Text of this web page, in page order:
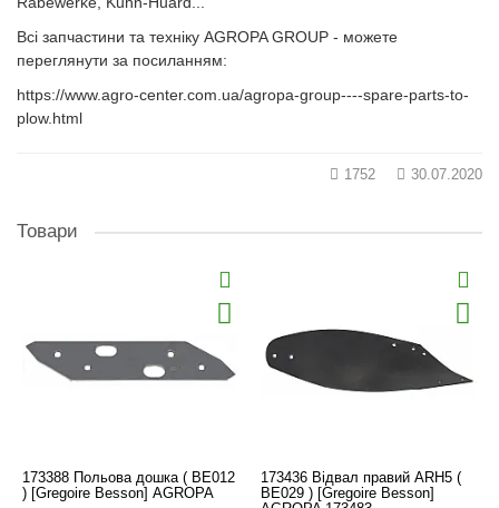
Всі запчастини та техніку AGROPA GROUP - можете
переглянути за посиланням:
https://www.agro-center.com.ua/agropa-group----spare-parts-to-
plow.html
1752 30.07.2020
Товари
173388 Польова дошка ( BE012
) [Gregoire Besson] AGROPA
173436 Відвал правий ARH5 (
BE029 ) [Gregoire Besson]